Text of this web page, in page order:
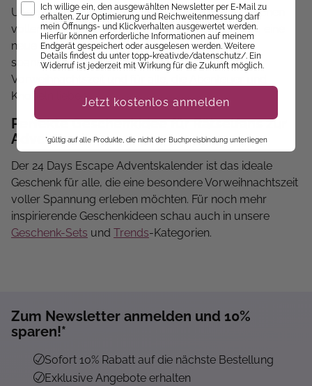
Unser24 Days Escape-Kalender bietet Dir 24 Türchen
voller Rätselspaß und Denksport. Löse jeden Tag eine
neue Aufgabe, finde Hinweise und tauche in die
spannende Geschichte ein – perfekt für die
Vorweihnachtszeit und für alle, die Abenteuer und
Knobeln lieben.
Perfekte Geschenkidee für Rätselfans zur
Adventszeit
Der 24 Days Escape Adventskalender ist das ideale
Geschenk für alle, die eine besondere Vorweihnachtszeit
voller Spannung erleben möchten. Für noch mehr
inspirierende Geschenkideen schau auch in unsere
Geschenk-Sets und Trends-Kategorien.
Zum Newsletter anmelden und 10%
sparen!*
Sofort 10% Rabatt auf die nächste Bestellung
Exklusive Angebote erhalten
Opt-InIch willige ein, den ausgewählten Newsletter per E-Mail zu
erhalten. Zur Optimierung und Reichweitenmessung darf
mein Öffnungs- und Klickverhalten ausgewertet werden.
Hierfür können erforderliche Informationen auf meinem
Endgerät gespeichert oder ausgelesen werden. Weitere
Details findest du unter topp-kreativ.de/datenschutz/. Ein
Widerruf ist jederzeit mit Wirkung für die Zukunft möglich.
Jetzt kostenlos anmelden
*gültig auf alle Produkte, die nicht der Buchpreisbindung unterliegen